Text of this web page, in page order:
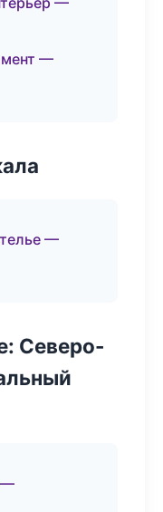
—
—
Северо-
—